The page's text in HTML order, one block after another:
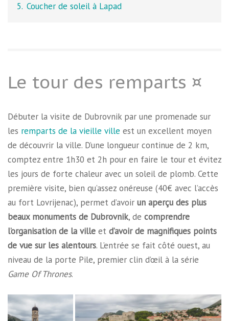
5. Coucher de soleil à Lapad
Le tour des remparts ¤
Débuter la visite de Dubrovnik par une promenade sur
les remparts de la vieille ville est un excellent moyen
de découvrir la ville. D’une longueur continue de 2 km,
comptez entre 1h30 et 2h pour en faire le tour et évitez
les jours de forte chaleur avec un soleil de plomb. Cette
première visite, bien qu’assez onéreuse (40€ avec l’accès
au fort Lovrijenac), permet d’avoir un aperçu des plus
beaux monuments de Dubrovnik, de comprendre
l’organisation de la ville et d’avoir de magnifiques points
de vue sur les alentours. L’entrée se fait côté ouest, au
niveau de la porte Pile, premier clin d’œil à la série
Game Of Thrones.